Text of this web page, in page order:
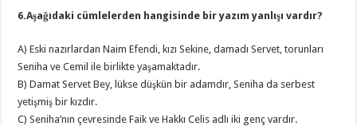
6.Aşağıdaki cümlelerden hangisinde bir yazım yanlışı vardır?
A) Eski nazırlardan Naim Efendi, kızı Sekine, damadı Servet, torunları
Seniha ve Cemil ile birlikte yaşamaktadır.
B) Damat Servet Bey, lükse düşkün bir adamdır, Seniha da serbest
yetişmiş bir kızdır.
C) Seniha’nın çevresinde Faik ve Hakkı Celis adlı iki genç vardır.